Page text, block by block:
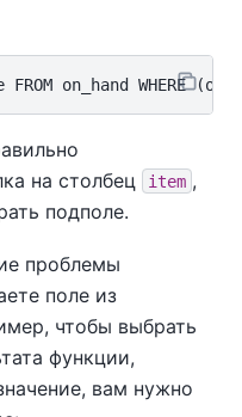
на столбец
item ,
подполе.
проблемы
поле из
чтобы выбрать
функции,
вам нужно